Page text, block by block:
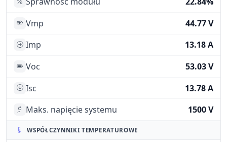
Vmp
44.77 V
Imp
13.18 A
Voc
53.03 V
Isc
13.78 A
Maks. napięcie systemu
1500 V
WSPÓŁCZYNNIKI TEMPERATUROWE